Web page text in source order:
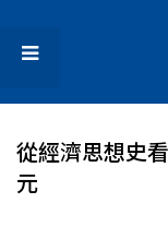
從經濟思想史
元